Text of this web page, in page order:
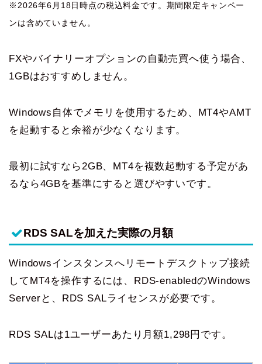
※2026年6月18日時点の税込料金です。期間限定キャンペー
ンは含めていません。
FXやバイナリーオプションの自動売買へ使う場合、
1GBはおすすめしません。
Windows自体でメモリを使用するため、MT4やAMT
を起動すると余裕が少なくなります。
最初に試すなら2GB、MT4を複数起動する予定があ
るなら4GBを基準にすると選びやすいです。
RDS SALを加えた実際の月額
Windowsインスタンスへリモートデスクトップ接続
してMT4を操作するには、RDS-enabledのWindows
Serverと、RDS SALライセンスが必要です。
RDS SALは1ユーザーあたり月額1,298円です。